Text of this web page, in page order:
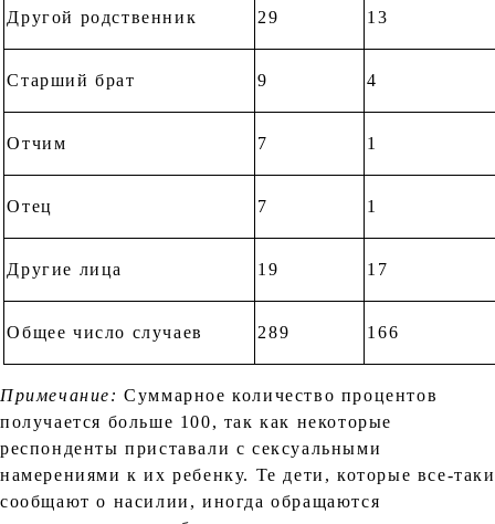
Другой родственник 29 13
Старший брат 9 4
Отчим 7 1
Отец 7 1
Другие лица 19 17
Общее число случаев 289 166
Примечание:Суммарное количество процентов
получается больше 100, так как некоторые
респонденты приставали с сексуальными
намерениями к их ребенку. Те дети, которые все-таки
сообщают о насилии, иногда обращаются